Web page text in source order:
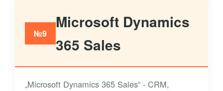
№9
Microsoft Dynamics
365 Sales
„Microsoft Dynamics 365 Sales“ - CRM,